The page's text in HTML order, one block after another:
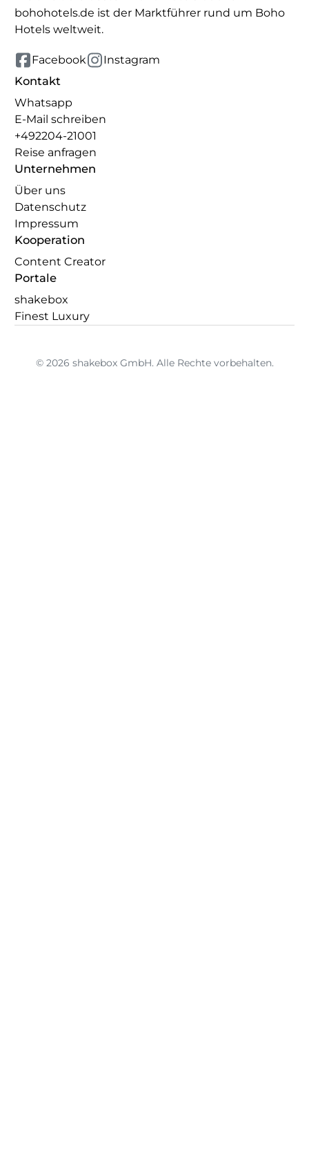
bohohotels.de ist der Marktführer rund um Boho
Hotels weltweit.
Facebook Instagram
Kontakt
Whatsapp
E-Mail schreiben
+492204-21001
Reise anfragen
Unternehmen
Über uns
Datenschutz
Impressum
Kooperation
Content Creator
Portale
shakebox
Finest Luxury
© 2026 shakebox GmbH. Alle Rechte vorbehalten.